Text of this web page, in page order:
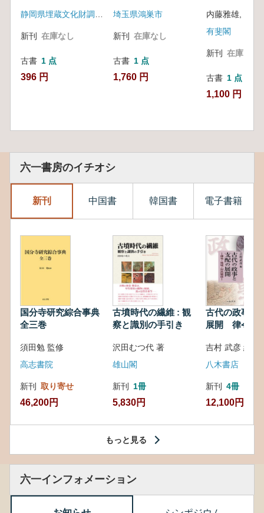
新刊 在庫なし
古書 1 点
396 円
埼玉県鴻巣市
新刊 在庫なし
古書 1 点
1,760 円
有斐閣
新刊 在庫なし
古書 1 点
1,100 円
六一書房のイチオシ
新刊 中国書 韓国書 電子書籍
国分寺研究綜合事典
全三巻
須田勉 監修
高志書院
新刊 取り寄せ
46,200円
古墳時代の繊維 : 観
察と識別の手引き
沢田むつ代 著
雄山閣
新刊 1冊
5,830円
古代の政事と
展開 律令・
吉村 武彦 編集
八木書店
新刊 4冊
12,100円
もっと見る
六一インフォメーション